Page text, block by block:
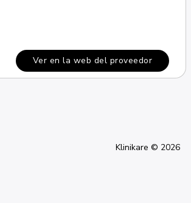
Ver en la web del proveedor
Klinikare © 2026